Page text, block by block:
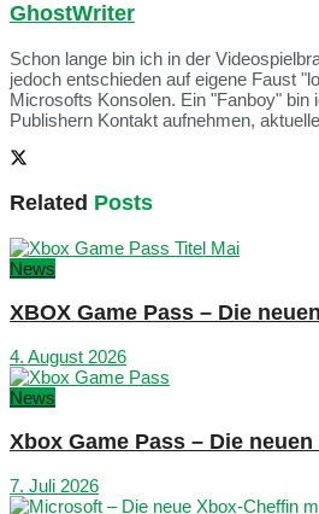
GhostWriter
Schon lange bin ich in der
jedoch entschieden auf eigene Faust
Microsofts Konsolen. Ein "Fanboy"
Publishern Kontakt aufnehmen,
Related Posts
News
XBOX Game Pass – Die
4. August 2026
News
Xbox Game Pass – Die
7. Juli 2026